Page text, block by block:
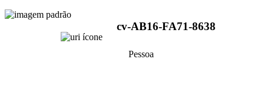
cv-AB16-FA71-8638
Pessoa